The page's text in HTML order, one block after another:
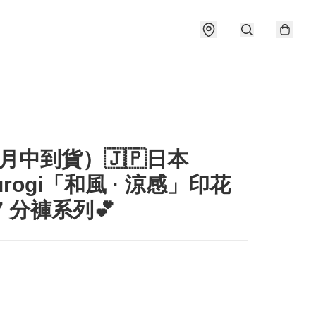
月中到貨）🇯🇵日本
「和風 · 涼感」印花
分褲系列💕